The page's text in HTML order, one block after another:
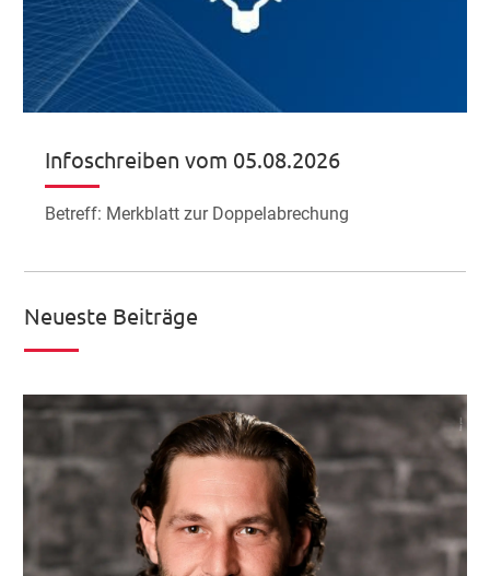
Infoschreiben vom 05.08.2026
Betreff: Merkblatt zur Doppelabrechung
Neueste Beiträge